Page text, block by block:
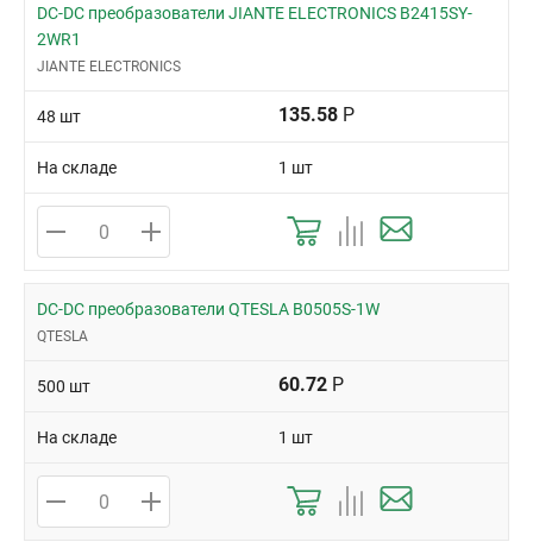
DC-DC преобразователи JIANTE ELECTRONICS B2415SY-
2WR1
JIANTE ELECTRONICS
48 шт 135.58 Р
На складе 1 шт
DC-DC преобразователи QTESLA B0505S-1W
QTESLA
500 шт 60.72 Р
На складе 1 шт